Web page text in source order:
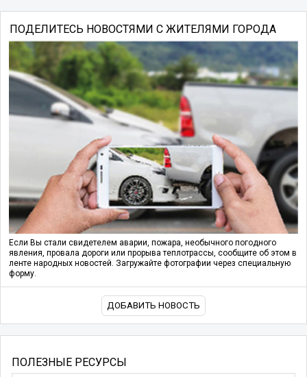
ПОДЕЛИТЕСЬ НОВОСТЯМИ С ЖИТЕЛЯМИ ГОРОДА
Если Вы стали свидетелем аварии, пожара, необычного погодного
явления, провала дороги или прорыва теплотрассы, сообщите об этом в
ленте народных новостей. Загружайте фотографии через специальную
форму.
ДОБАВИТЬ НОВОСТЬ
ПОЛЕЗНЫЕ РЕСУРСЫ